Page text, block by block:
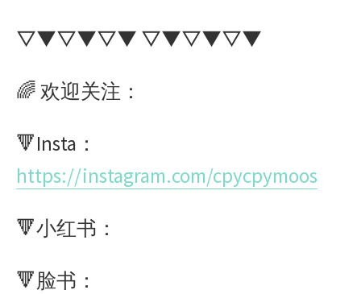
▽▼▽▼▽▼ ▽▼▽▼▽▼
🌈 欢迎关注：
🔻Insta：
https://instagram.com/cpycpymoos
🔻小红书：
🔻脸书：